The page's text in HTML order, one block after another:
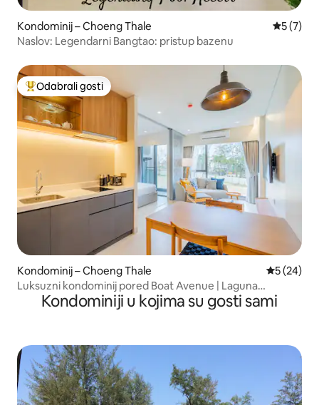
Kondominij – Choeng Thale
5 (7)
Naslov: Legendarni Bangtao: pristup bazenu
Među najviše rangiranima s oznakom „Odabrali gosti”
Odabrali gosti
Kondominij – Choeng Thale Prosječna
5 (24)
Luksuzni kondominij pored Boat Avenue | Laguna
LakesideKondominiji u kojima su gosti sami